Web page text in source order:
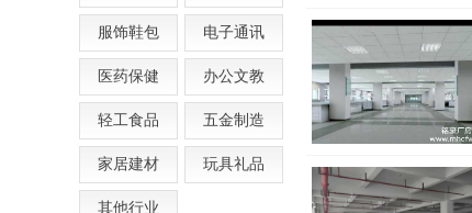
服饰鞋包 电子通讯
医药保健 办公文教
轻工食品 五金制造
家居建材 玩具礼品
其他行业